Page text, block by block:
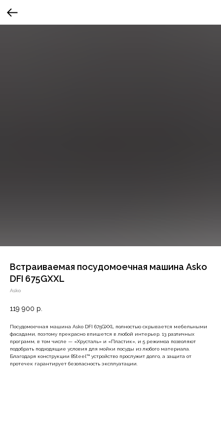
Встраиваемая посудомоечная машина Asko
DFI 675GXXL
Asko
119 900 р.
Посудомоечная машина Asko DFI 675GXXL полностью скрывается мебельными
фасадами, поэтому прекрасно впишется в любой интерьер. 13 различных
программ, в том числе — «Хрусталь» и «Пластик», и 5 режимоа позволяют
подобрать подходящие условия для мойки посуды из любого материала.
Благодаря конструкции 8Steel™ устройство прослужит долго, а защита от
протечек гарантирует безопасность эксплуатации.